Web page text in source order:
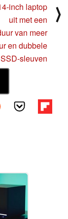
inch laptop
uit met een
van meer
en dubbele
SSD-sleuven
⟩